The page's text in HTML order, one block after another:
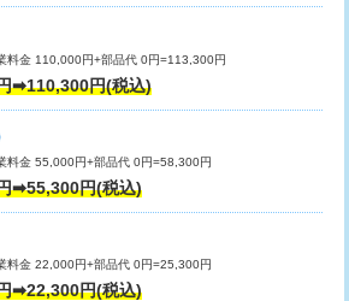
満）
以上）
さ10㎝まで）
さ10㎝超え）
㎝まで）
㎝超え）
付・デッキ
（壁付・デッキ
16,500円+材料費
排水トラップ
料金 110,000円+部品代 0円=113,300円
➡110,300円(税込)
料金 55,000円+部品代 0円=58,300円
➡55,300円(税込)
料金 22,000円+部品代 0円=25,300円
➡22,300円(税込)